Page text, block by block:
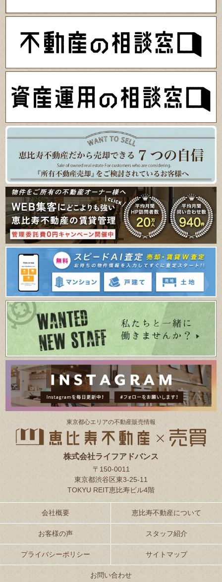
東京都⼼エリアの不動産販売情報
株式会社ライフアドバンス
〒150-0011
東京都渋谷区東3-25-11
TOKYU REIT恵比寿ビル4階
会社概要 恵比寿不動産について
お客様の声 スタッフ紹介
プライバシーポリシー サイトマップ
お問い合わせ